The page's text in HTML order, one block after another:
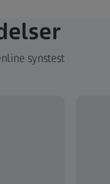
synstest